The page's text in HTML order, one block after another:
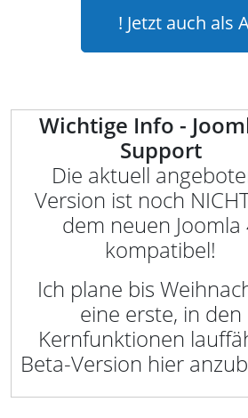
! Jetzt auch als
Wichtige Info -
Support
Die aktuell
Version ist noch
dem neuen Joomla
kompatibel!
Ich plane bis
eine erste, in den
Kernfunktionen
Beta-Version hier